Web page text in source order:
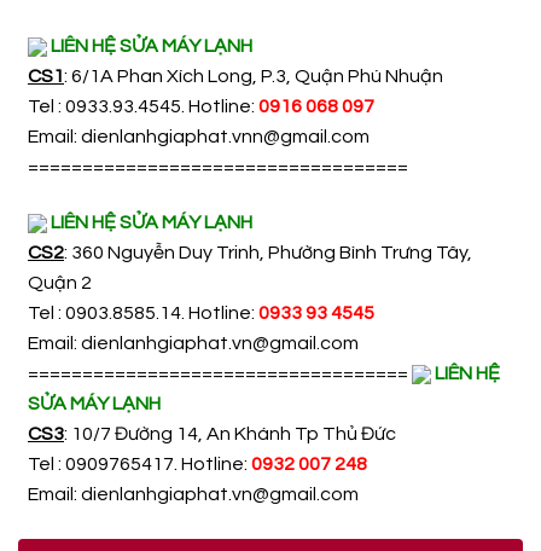
LIÊN HỆ SỬA MÁY LẠNH
CS1: 6/1A Phan Xích Long, P.3, Quận Phú Nhuận
Tel : 0933.93.4545. Hotline: 0916 068 097
Email: dienlanhgiaphat.vnn@gmail.com
===================================
LIÊN HỆ SỬA MÁY LẠNH
CS2: 360 Nguyễn Duy Trinh, Phường Bình Trưng Tây,
Quận 2
Tel : 0903.8585.14. Hotline: 0933 93 4545
Email: dienlanhgiaphat.vn@gmail.com
===================================
LIÊN HỆ
SỬA MÁY LẠNH
CS3: 10/7 Đường 14, An Khánh Tp Thủ Đức
Tel : 0909765417. Hotline: 0932 007 248
Email: dienlanhgiaphat.vn@gmail.com